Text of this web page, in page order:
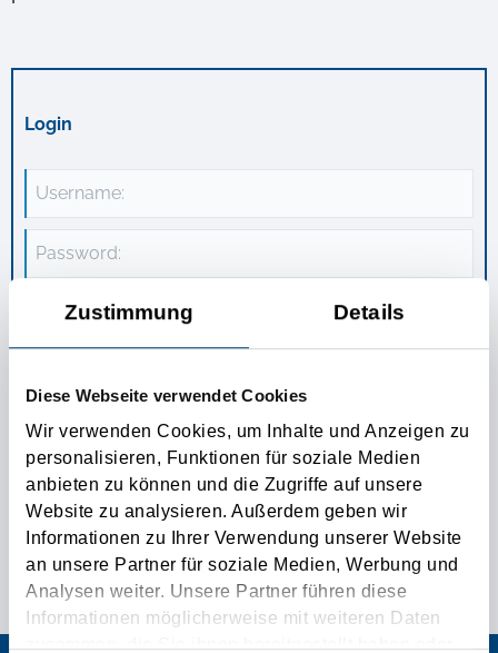
Zustimmung Details
Diese Webseite verwendet Cookies
Wir verwenden Cookies, um Inhalte und Anzeigen zu
personalisieren, Funktionen für soziale Medien
anbieten zu können und die Zugriffe auf unsere
Website zu analysieren. Außerdem geben wir
Informationen zu Ihrer Verwendung unserer Website
an unsere Partner für soziale Medien, Werbung und
Analysen weiter. Unsere Partner führen diese
Informationen möglicherweise mit weiteren Daten
zusammen, die Sie ihnen bereitgestellt haben oder
Română
Login
Username:
Password:
Stay logged in:
Passwort vergessen Registrieren